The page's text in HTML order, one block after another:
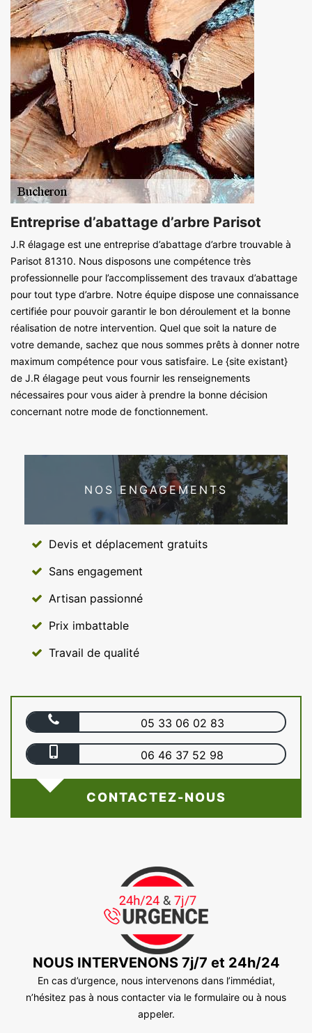
Entreprise d’abattage d’arbre Parisot
J.R élagage est une entreprise d’abattage d’arbre trouvable à
Parisot 81310. Nous disposons une compétence très
professionnelle pour l’accomplissement des travaux d’abattage
pour tout type d’arbre. Notre équipe dispose une connaissance
certifiée pour pouvoir garantir le bon déroulement et la bonne
réalisation de notre intervention. Quel que soit la nature de
votre demande, sachez que nous sommes prêts à donner notre
maximum compétence pour vous satisfaire. Le {site existant}
de J.R élagage peut vous fournir les renseignements
nécessaires pour vous aider à prendre la bonne décision
concernant notre mode de fonctionnement.
NOS ENGAGEMENTS
Devis et déplacement gratuits
Sans engagement
Artisan passionné
Prix imbattable
Travail de qualité
05 33 06 02 83
06 46 37 52 98
CONTACTEZ-NOUS
NOUS INTERVENONS 7j/7 et 24h/24
En cas d’urgence, nous intervenons dans l’immédiat,
n’hésitez pas à nous contacter via le formulaire ou à nous
appeler.